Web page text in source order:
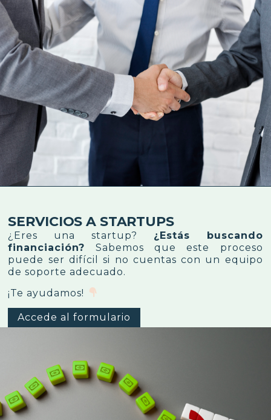
SERVICIOS A STARTUPS
¿Eres una startup? ¿Estás buscando
financiación? Sabemos que este proceso
puede ser difícil si no cuentas con un equipo
de soporte adecuado.
¡Te ayudamos!
Accede al formulario